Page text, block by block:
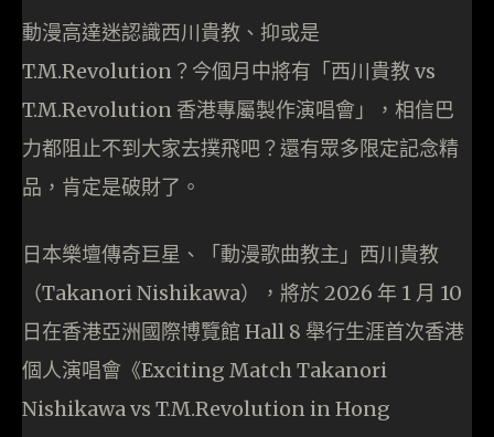
動漫高達迷認識西川貴教、抑或是
T.M.Revolution？今個月中將有「西川貴教 vs
T.M.Revolution 香港專屬製作演唱會」，相信巴
力都阻止不到大家去撲飛吧？還有眾多限定記念精
品，肯定是破財了。
日本樂壇傳奇巨星、「動漫歌曲教主」西川貴教
（Takanori Nishikawa），將於 2026 年 1 月 10
日在香港亞洲國際博覽館 Hall 8 舉行生涯首次香港
個人演唱會《Exciting Match Takanori
Nishikawa vs T.M.Revolution in Hong